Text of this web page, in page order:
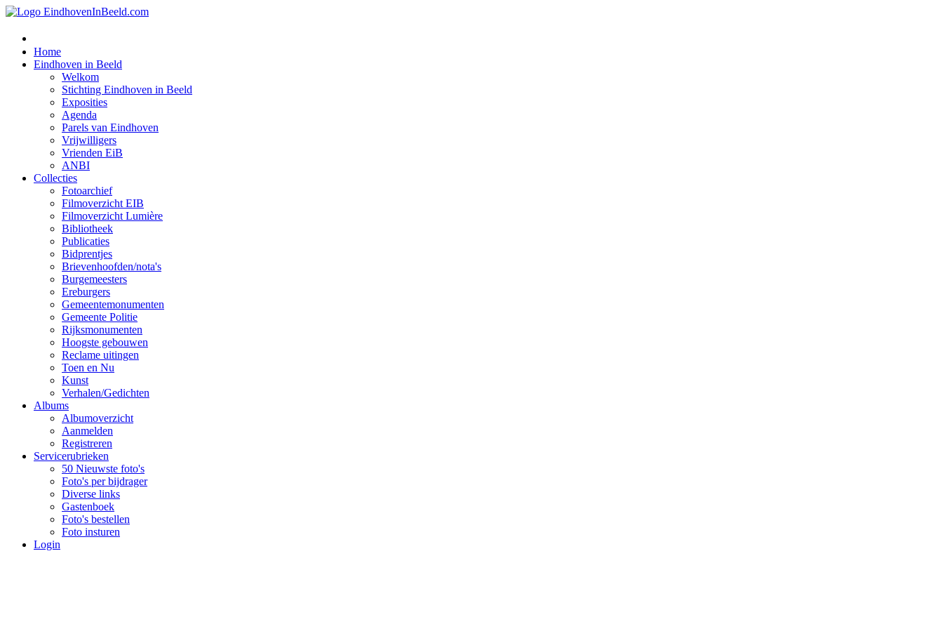
Home
Eindhoven in Beeld
Welkom
Stichting Eindhoven in Beeld
Exposities
Agenda
Parels van Eindhoven
Vrijwilligers
Vrienden EiB
ANBI
Collecties
Fotoarchief
Filmoverzicht EIB
Filmoverzicht Lumière
Bibliotheek
Publicaties
Bidprentjes
Brievenhoofden/nota's
Burgemeesters
Ereburgers
Gemeentemonumenten
Gemeente Politie
Rijksmonumenten
Hoogste gebouwen
Reclame uitingen
Toen en Nu
Kunst
Verhalen/Gedichten
Albums
Albumoverzicht
Aanmelden
Registreren
Servicerubrieken
50 Nieuwste foto's
Foto's per bijdrager
Diverse links
Gastenboek
Foto's bestellen
Foto insturen
Login